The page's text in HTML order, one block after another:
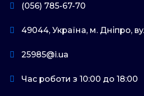
(056) 785-67-70
49044, Україна, м. Дніпро,
25985@i.ua
Час роботи з 10:00 до 18:00